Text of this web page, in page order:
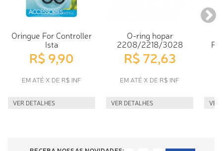
Oringue For Controller
Ista
R$ 9,90
EM ATÉ X DE R$ INF
VER DETALHES
O-ring hopar
2208/2218/3028
R$ 72,63
EM ATÉ X DE R$ INF
VER DETALHES VER